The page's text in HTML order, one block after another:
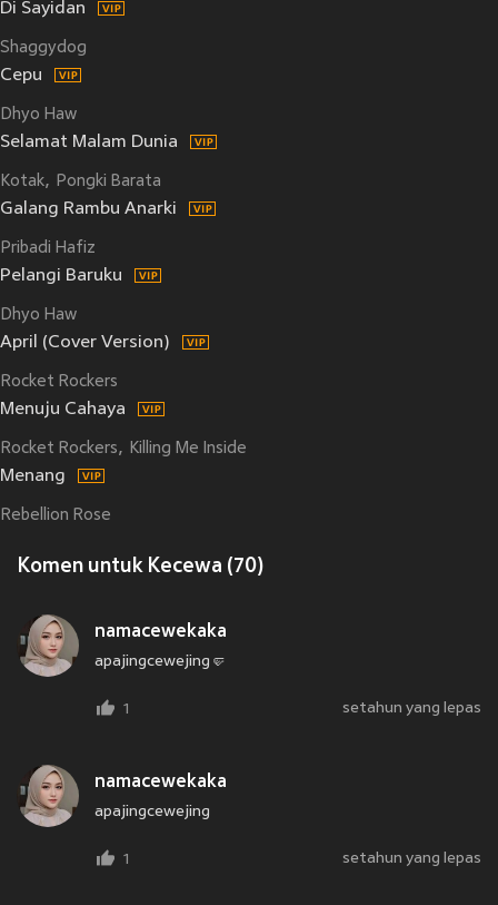
Di Sayidan
Shaggydog
Cepu
Dhyo Haw
Selamat Malam Dunia
Kotak Pongki Barata
Galang Rambu Anarki
Pribadi Hafiz
Pelangi Baruku
Dhyo Haw
April (Cover Version)
Rocket Rockers
Menuju Cahaya
Rocket Rockers Killing Me Inside
Menang
Rebellion Rose
Komen untuk Kecewa (70)
namacewekaka
apajingcewejing🤛
1 setahun yang lepas
namacewekaka
apajingcewejing
1 setahun yang lepas